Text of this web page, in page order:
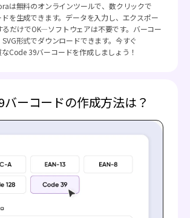
は無料のオンラインツールで、数クリックで
を生成できます。データを入力し、エクスポー
るだけでOK—ソフトウェアは不要です。バーコー
SVG形式でダウンロードできます。今すぐ
Code 39バーコードを作成しましょう！
バーコードの作成方法は？